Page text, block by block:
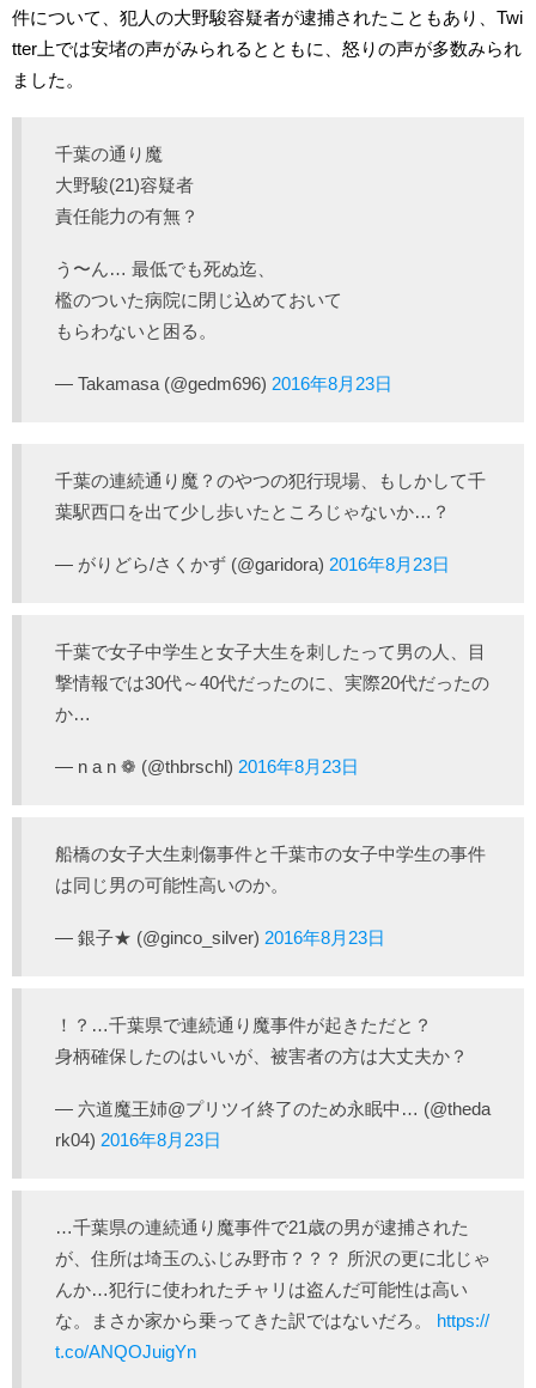
件について、犯人の大野駿容疑者が逮捕されたこともあり、Twi
tter上では安堵の声がみられるとともに、怒りの声が多数みられ
ました。
千葉の通り魔
大野駿(21)容疑者
責任能力の有無？
う〜ん… 最低でも死ぬ迄、
檻のついた病院に閉じ込めておいて
もらわないと困る。
— Takamasa (@gedm696) 2016年8月23日
千葉の連続通り魔？のやつの犯行現場、もしかして千
葉駅西口を出て少し歩いたところじゃないか…？
— がりどら/さくかず (@garidora) 2016年8月23日
千葉で女子中学生と女子大生を刺したって男の人、目
撃情報では30代～40代だったのに、実際20代だったの
か…
— n a n ❁ (@thbrschl) 2016年8月23日
船橋の女子大生刺傷事件と千葉市の女子中学生の事件
は同じ男の可能性高いのか。
— 銀子★ (@ginco_silver) 2016年8月23日
！？…千葉県で連続通り魔事件が起きただと？
身柄確保したのはいいが、被害者の方は大丈夫か？
— 六道魔王姉@プリツイ終了のため永眠中… (@theda
rk04) 2016年8月23日
…千葉県の連続通り魔事件で21歳の男が逮捕された
が、住所は埼玉のふじみ野市？？？ 所沢の更に北じゃ
んか…犯行に使われたチャリは盗んだ可能性は高い
な。まさか家から乗ってきた訳ではないだろ。 https://
t.co/ANQOJuigYn